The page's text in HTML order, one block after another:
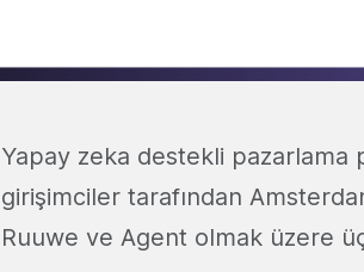
Yapay zeka destekli pazarlama
girişimciler tarafından
Ruuwe ve Agent olmak üzere